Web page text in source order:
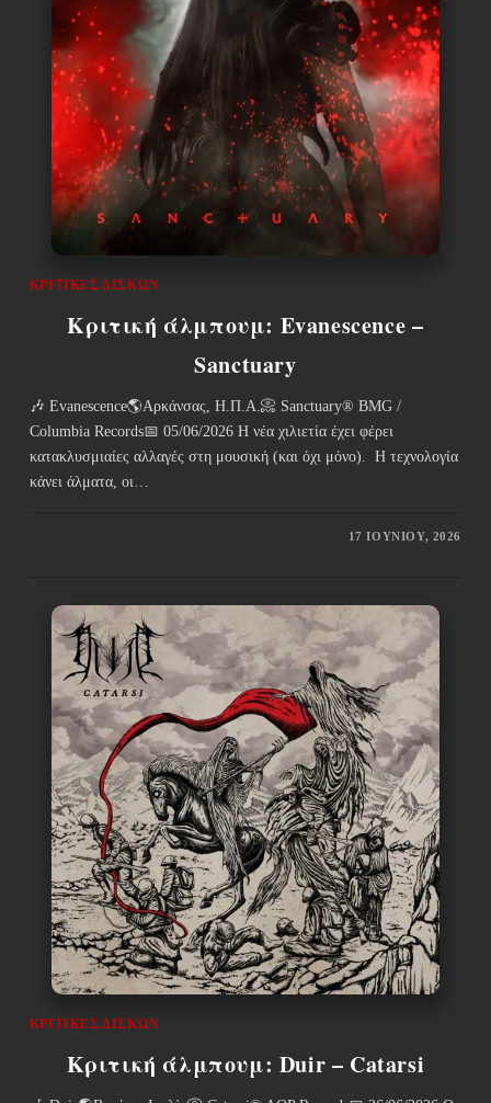
ΚΡΙΤΙΚΈΣ ΔΊΣΚΩΝ
Κριτική άλμπουμ: Evanescence –
Sanctuary
🎶 Evanescence🌎Αρκάνσας, Η.Π.Α.📀 Sanctuary® BMG /
Columbia Records📅 05/06/2026 Η νέα χιλιετία έχει φέρει
κατακλυσμιαίες αλλαγές στη μουσική (και όχι μόνο). Η τεχνολογία
κάνει άλματα, οι…
17 ΙΟΥΝΊΟΥ, 2026
ΚΡΙΤΙΚΈΣ ΔΊΣΚΩΝ
Κριτική άλμπουμ: Duir – Catarsi